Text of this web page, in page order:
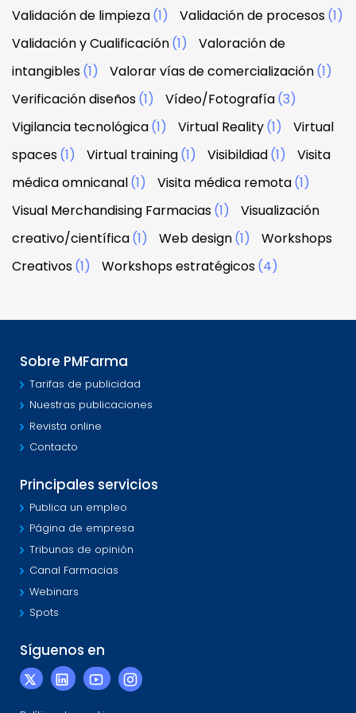
Validación de limpieza(1) Validación de procesos(1)
Validación y Cualificación(1)
Valoración de
intangibles(1) Valorar vías de comercialización(1)
Verificación diseños(1) Vídeo/Fotografía(3)
Vigilancia tecnológica(1) Virtual Reality(1)
Virtual
spaces(1) Virtual training(1) Visibildiad(1)
Visita
médica omnicanal(1) Visita médica remota(1)
Visual Merchandising Farmacias(1)
Visualización
creativo/científica(1) Web design(1)
Workshops
Creativos(1) Workshops estratégicos(4)
Sobre PMFarma
Tarifas de publicidad
Nuestras publicaciones
Revista online
Contacto
Principales servicios
Publica un empleo
Página de empresa
Tribunas de opinión
Canal Farmacias
Webinars
Spots
Síguenos en